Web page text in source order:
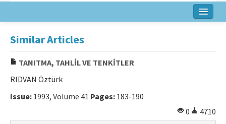
Aim & Scope
Editorial Board
Author Guidelines
Similar Articles
TANITMA, TAHLİL VE TENKİTLER
RIDVAN Öztürk
Issue: 1993, Volume 41 Pages: 183-190
0
4710